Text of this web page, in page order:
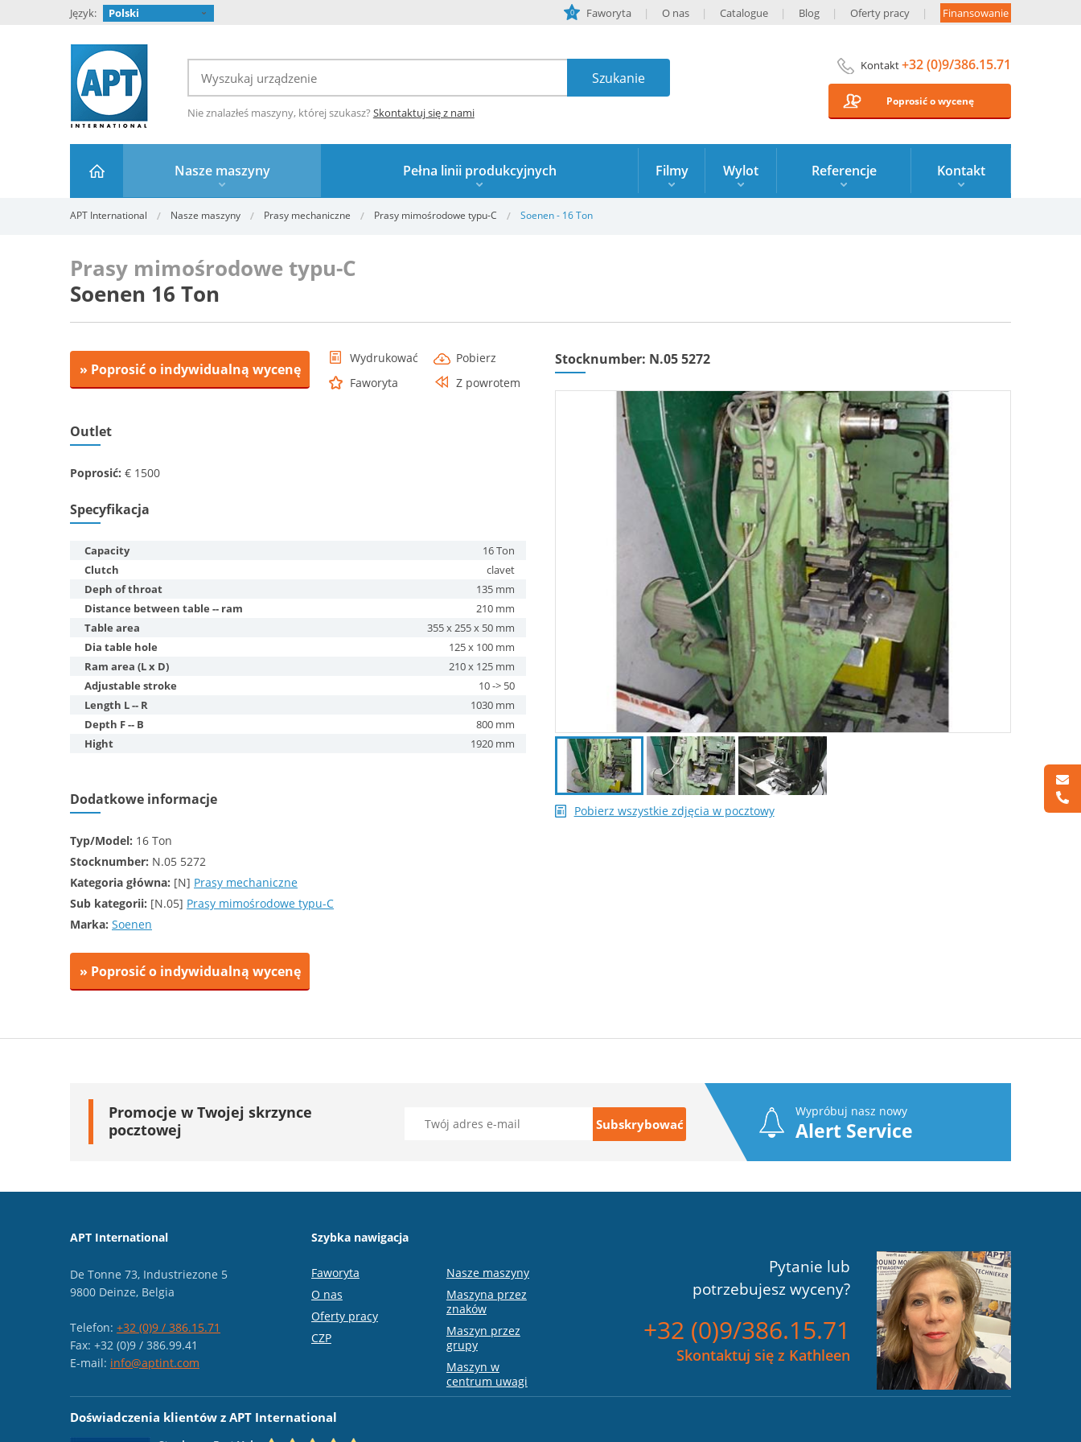
Język: Polski 0 Faworyta O nas Catalogue Blog Oferty pracy Finansowanie
Nie znalazłeś maszyny, której szukasz? Skontaktuj się z nami
Kontakt+32 (0)9/386.15.71
Poprosić o wycenę
Nasze maszyny Pełna linii produkcyjnych Filmy Wylot Referencje Kontakt
APT International Nasze maszyny Prasy mechaniczne Prasy mimośrodowe typu-C Soenen - 16 Ton
Prasy mimośrodowe typu-C
Soenen 16 Ton
» Poprosić o indywidualną wycenę
Wydrukować
Pobierz
Faworyta
Z powrotem
Outlet
Poprosić: € 1500
Specyfikacja
Capacity
16 Ton
Clutch
clavet
Deph of throat
135 mm
Distance between table -- ram
210 mm
Table area
355 x 255 x 50 mm
Dia table hole
125 x 100 mm
Ram area (L x D)
210 x 125 mm
Adjustable stroke
10 -> 50
Length L -- R
1030 mm
Depth F -- B
800 mm
Hight
1920 mm
Dodatkowe informacje
Typ/Model: 16 Ton
Stocknumber: N.05 5272
Kategoria główna: [N] Prasy mechaniczne
Sub kategorii: [N.05] Prasy mimośrodowe typu-C
Marka: Soenen
» Poprosić o indywidualną wycenę
Stocknumber: N.05 5272
Pobierz wszystkie zdjęcia w pocztowy
Promocje w Twojej skrzynce
pocztowej
Wypróbuj nasz nowy
Alert Service
APT International
De Tonne 73, Industriezone 5
9800 Deinze, Belgia
Telefon: +32 (0)9 / 386.15.71
Fax: +32 (0)9 / 386.99.41
E-mail: info@aptint.com
Szybka nawigacja
Faworyta
O nas
Oferty pracy
CZP
Nasze maszyny
Maszyna przez
znaków
Maszyn przez
grupy
Maszyn w
centrum uwagi
Pytanie lub
potrzebujesz wyceny?
+32 (0)9/386.15.71
Skontaktuj się z Kathleen
Doświadczenia klientów z APT International